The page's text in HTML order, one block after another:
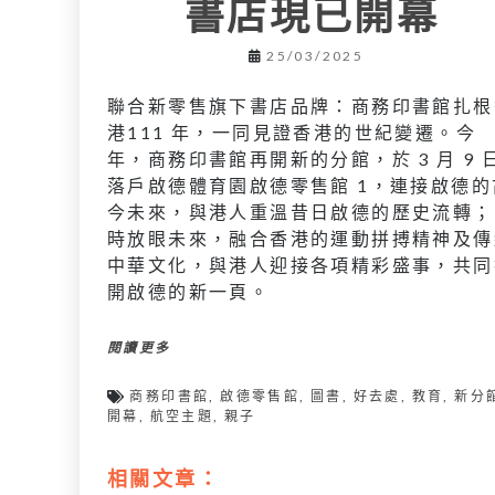
書店現已開幕
25/03/2025
聯合新零售旗下書店品牌：商務印書館扎根
港111 年，一同見證香港的世紀變遷。今
年，商務印書館再開新的分館，於 3 月 9
落戶啟德體育園啟德零售館 1，連接啟德的
今未來，與港人重溫昔日啟德的歷史流轉；
時放眼未來，融合香港的運動拼搏精神及
中華文化，與港人迎接各項精彩盛事，共
開啟德的新一頁。
閱讀更多
商務印書館,啟德零售館, 圖書 , 好去處 , 教育,新分
開幕 , 航空主題,親子
相關文章：